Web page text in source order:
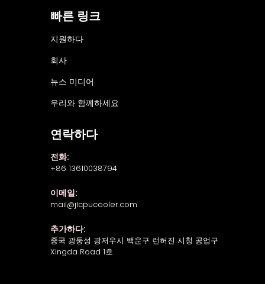
빠른 링크
지원하다
회사
뉴스 미디어
우리와 함께하세요
연락하다
전화:
+86 13610038794
이메일:
mail@jlcpucooler.com
추가하다:
중국 광둥성 광저우시 백운구 런허진 시청 공업구
Xingda Road 1호